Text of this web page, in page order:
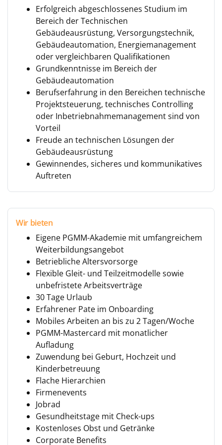
Erfolgreich abgeschlossenes Studium im
Bereich der Technischen
Gebäudeausrüstung, Versorgungstechnik,
Gebäudeautomation, Energiemanagement
oder vergleichbaren Qualifikationen
Grundkenntnisse im Bereich der
Gebäudeautomation
Berufserfahrung in den Bereichen technische
Projektsteuerung, technisches Controlling
oder Inbetriebnahmemanagement sind von
Vorteil
Freude an technischen Lösungen der
Gebäudeausrüstung
Gewinnendes, sicheres und kommunikatives
Auftreten
Wir bieten
Eigene PGMM-Akademie mit umfangreichem
Weiterbildungsangebot
Betriebliche Altersvorsorge
Flexible Gleit- und Teilzeitmodelle sowie
unbefristete Arbeitsverträge
30 Tage Urlaub
Erfahrener Pate im Onboarding
Mobiles Arbeiten an bis zu 2 Tagen/Woche
PGMM-Mastercard mit monatlicher
Aufladung
Zuwendung bei Geburt, Hochzeit und
Kinderbetreuung
Flache Hierarchien
Firmenevents
Jobrad
Gesundheitstage mit Check-ups
Kostenloses Obst und Getränke
Corporate Benefits